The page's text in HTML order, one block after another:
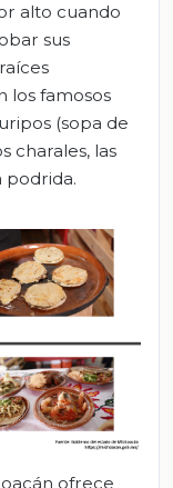
alto cuando
sus
los famosos
(sopa de
charales, las
podrida.
ofrece